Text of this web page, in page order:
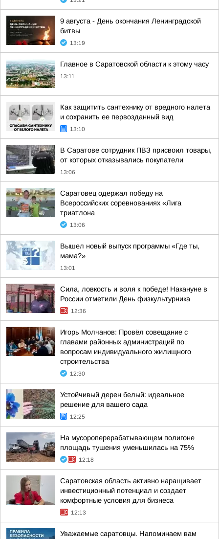
9 августа - День окончания Ленинградской
битвы
13:19
Главное в Саратовской области к этому часу
13:11
Как защитить сантехнику от вредного налета
и сохранить ее первозданный вид
13:10
В Саратове сотрудник ПВЗ присвоил товары,
от которых отказывались покупатели
13:06
Саратовец одержал победу на
Всероссийских соревнованиях «Лига
триатлона
13:06
Вышел новый выпуск программы «Где ты,
мама?»
13:01
Сила, ловкость и воля к победе! Накануне в
России отметили День физкультурника
12:36
Игорь Молчанов: Провёл совещание с
главами районных администраций по
вопросам индивидуального жилищного
строительства
12:30
Устойчивый дерен белый: идеальное
решение для вашего сада
12:25
На мусороперерабатывающем полигоне
площадь тушения уменьшилась на 75%
12:18
Саратовская область активно наращивает
инвестиционный потенциал и создает
комфортные условия для бизнеса
12:13
Уважаемые саратовцы. Напоминаем вам